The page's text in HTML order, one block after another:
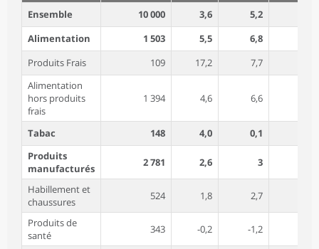
Ensemble 10 000 3,6
5,2
Alimentation
1 503 5,5
6,8
Produits Frais
109 17,2
7,7
Alimentation
hors produits
frais
1 394 4,6 6,6
Tabac 148 4,0
0,1
Produits
manufacturés
2 781 2,6 3
Habillement et
chaussures
524 1,8 2,7
Produits de
santé
343 -0,2 -1,2